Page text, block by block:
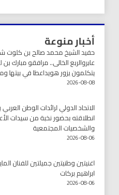
أخبار منوعة
حفيد الشيخ محمد صالح بن كلوت
عابروالربع الخالى.. مرافقو مبارك بن
يتكلمون يزور هويداعطا في بيتها
2026-08-08
الاتحاد الدولي لرائدات الوطن
انطلاقته بحضور نخبة من سيدات
والشخصيات المجتمعية
2026-08-06
اغنيتين وطنيتين جميلتين للفنان
ابراهيم بركات
2026-08-06